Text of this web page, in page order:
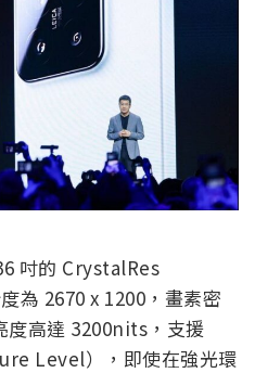
吋的 CrystalRes
為 2670 x 1200，畫素密
度高達 3200nits，支援
Level），即使在強光環